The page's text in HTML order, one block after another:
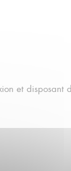
et disposant